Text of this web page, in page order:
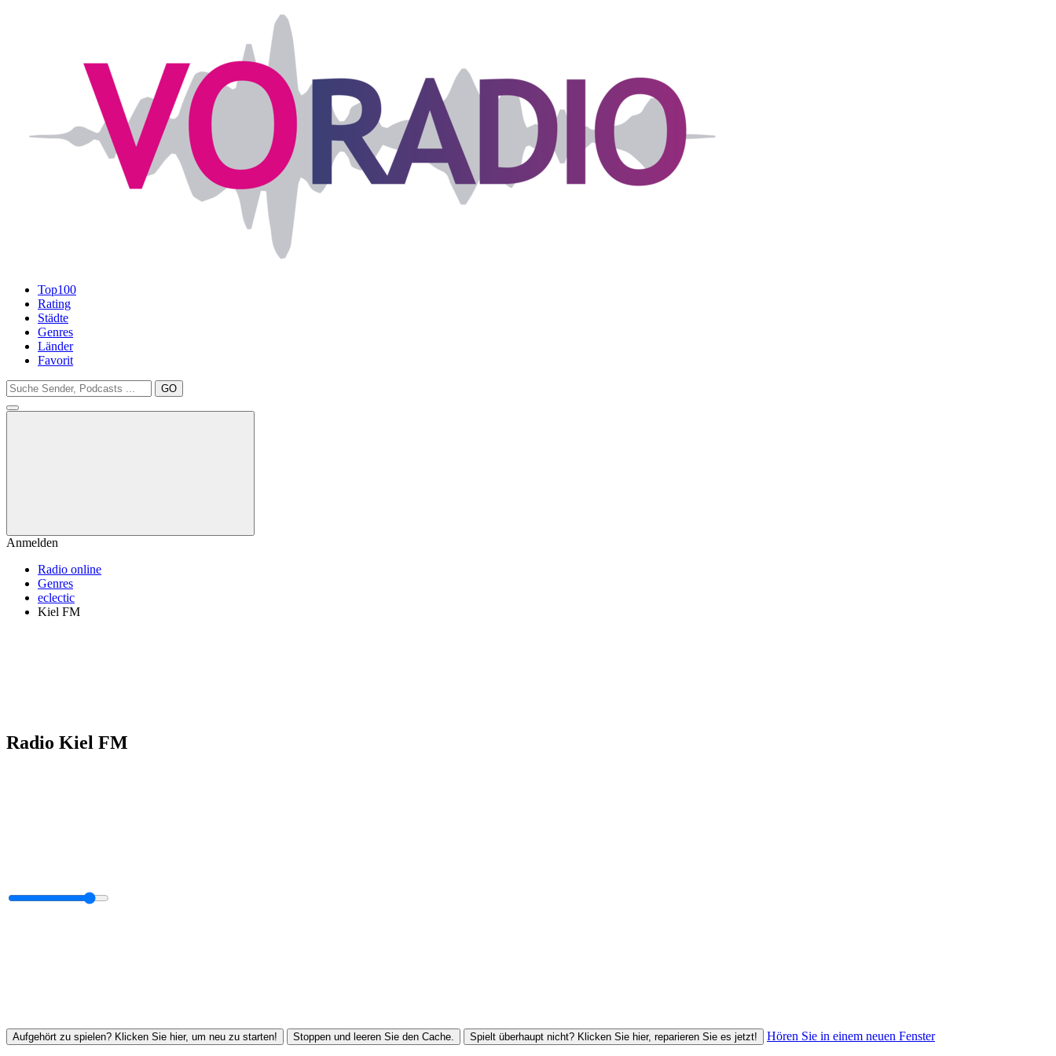
Top100
Rating
Städte
Genres
Länder
Favorit
GO
Anmelden
Radio online
Genres
eclectic
Kiel FM
Radio Kiel FM
Aufgehört zu spielen? Klicken Sie hier, um neu zu starten! Stoppen und leeren Sie den Cache. Spielt überhaupt nicht? Klicken Sie hier, reparieren Sie es jetzt! Hören Sie in einem neuen Fenster